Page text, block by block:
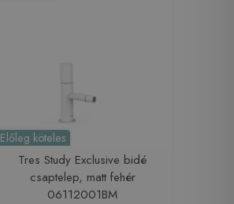
Előleg köteles
Tres Study Exclusive bidé
csaptelep, matt fehér
06112001BM